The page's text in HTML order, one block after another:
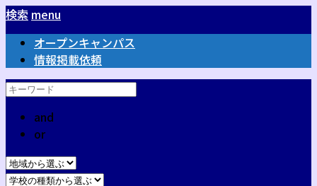
検索 menu
オープンキャンパス
情報掲載依頼
and
or